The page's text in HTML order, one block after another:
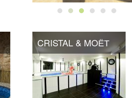
CRISTAL & MOЁТ
CRISTAL & MOЁТ